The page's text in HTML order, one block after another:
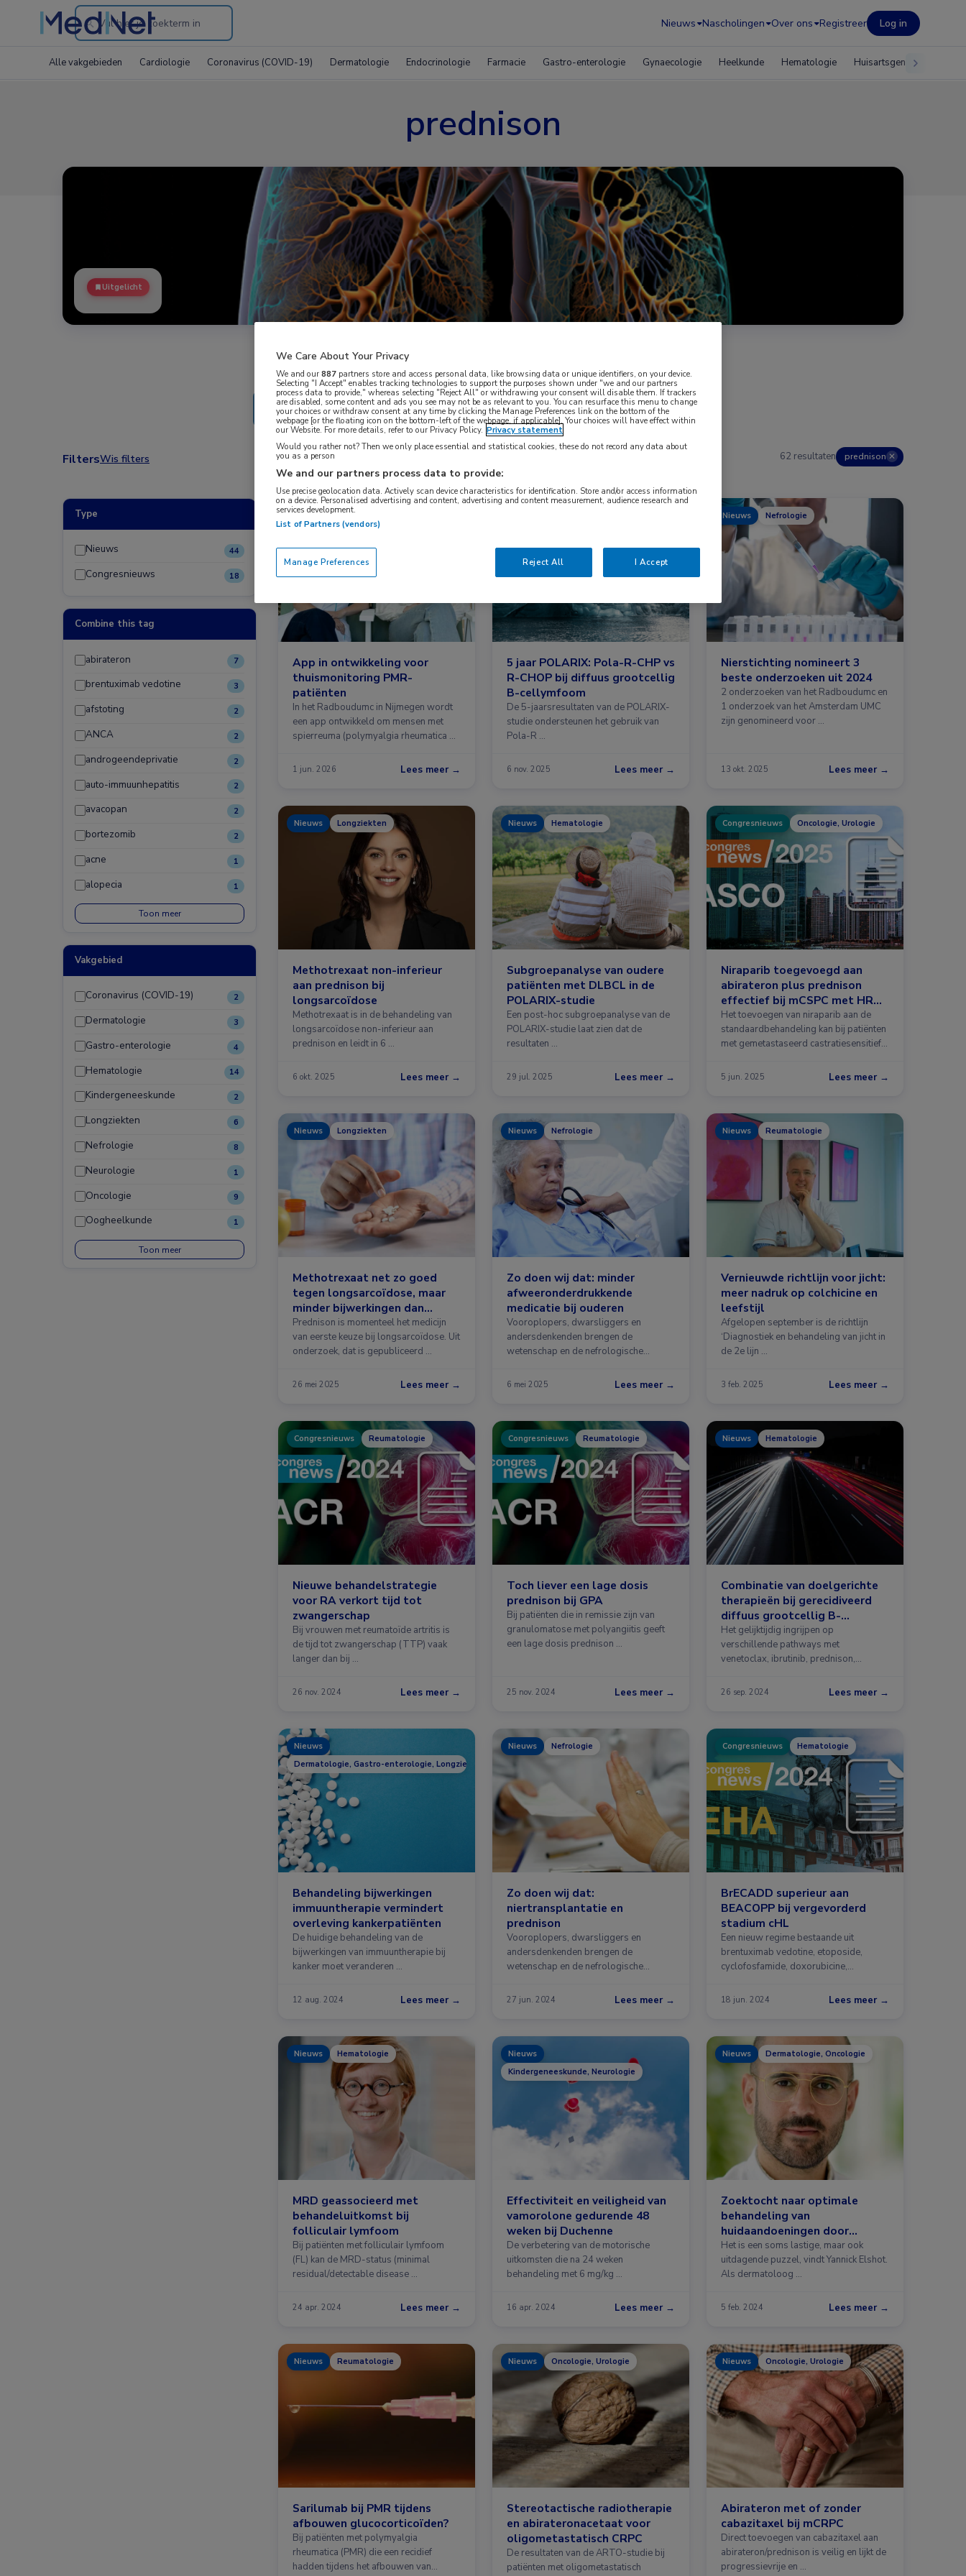
Search
the
Nieuws Nascholingen Over ons Registreer Log in
Alle vakgebieden Cardiologie Coronavirus (COVID-19) Dermatologie Endocrinologie Farmacie Gastro-enterologie Gynaecologie Heelkunde Hematologie Huisartsgeneeskunde
prednison
Uitgelicht
FiltersWis filters 62 resultaten prednison ✕
Type
Nieuws 44
Congresnieuws 18
Combine this tag
abirateron 7
brentuximab vedotine 3
afstoting 2
ANCA 2
androgeendeprivatie 2
auto-immuunhepatitis 2
avacopan 2
bortezomib 2
acne 1
alopecia 1
Toon meer
Vakgebied
Coronavirus (COVID-19) 2
Dermatologie 3
Gastro-enterologie 4
Hematologie 14
Kindergeneeskunde 2
Longziekten 6
Nefrologie 8
Neurologie 1
Oncologie 9
Oogheelkunde 1
Toon meer
Nieuws Reumatologie
App in ontwikkeling voor
thuismonitoring PMR-
patiënten
In het Radboudumc in Nijmegen wordt
een app ontwikkeld om mensen met
spierreuma (polymyalgia rheumatica …
1 jun. 2026 Lees meer →
5 jaar POLARIX: Pola-R-CHP vs
R-CHOP bij diffuus grootcellig
B-cellymfoom
De 5-jaarsresultaten van de POLARIX-
studie ondersteunen het gebruik van
Pola-R …
6 nov. 2025 Lees meer →
Nieuws Nefrologie
Nierstichting nomineert 3
beste onderzoeken uit 2024
2 onderzoeken van het Radboudumc en
1 onderzoek van het Amsterdam UMC
zijn genomineerd voor …
13 okt. 2025 Lees meer →
Nieuws Longziekten
Methotrexaat non-inferieur
aan prednison bij
longsarcoïdose
Methotrexaat is in de behandeling van
longsarcoïdose non-inferieur aan
prednison en leidt in 6 …
6 okt. 2025 Lees meer →
Nieuws Hematologie
Subgroepanalyse van oudere
patiënten met DLBCL in de
POLARIX-studie
Een post-hoc subgroepanalyse van de
POLARIX-studie laat zien dat de
resultaten …
29 jul. 2025 Lees meer →
Congresnieuws Oncologie, Urologie
Niraparib toegevoegd aan
abirateron plus prednison
effectief bij mCSPC met HRR-
afwijkingen
Het toevoegen van niraparib aan de
standaardbehandeling kan bij patiënten
met gemetastaseerd castratiesensitief
5 jun. 2025 Lees meer →
Nieuws Longziekten
Methotrexaat net zo goed
tegen longsarcoïdose, maar
minder bijwerkingen dan
prednison
Prednison is momenteel het medicijn
van eerste keuze bij longsarcoïdose. Uit
onderzoek, dat is gepubliceerd …
26 mei 2025 Lees meer →
Nieuws Nefrologie
Zo doen wij dat: minder
afweeronderdrukkende
medicatie bij ouderen
Vooroplopers, dwarsliggers en
andersdenkenden brengen de
wetenschap en de nefrologische
6 mei 2025 Lees meer →
Nieuws Reumatologie
Vernieuwde richtlijn voor jicht:
meer nadruk op colchicine en
leefstijl
Afgelopen september is de richtlijn
‘Diagnostiek en behandeling van jicht in
de 2e lijn …
3 feb. 2025 Lees meer →
Congresnieuws Reumatologie
Nieuwe behandelstrategie
voor RA verkort tijd tot
zwangerschap
Bij vrouwen met reumatoïde artritis is
de tijd tot zwangerschap (TTP) vaak
langer dan bij …
26 nov. 2024 Lees meer →
Congresnieuws Reumatologie
Toch liever een lage dosis
prednison bij GPA
Bij patiënten die in remissie zijn van
granulomatose met polyangiitis geeft
een lage dosis prednison …
25 nov. 2024 Lees meer →
Nieuws Hematologie
Combinatie van doelgerichte
therapieën bij gerecidiveerd
diffuus grootcellig B-
cellymfoom
Het gelijktijdig ingrijpen op
verschillende pathways met
venetoclax, ibrutinib, prednison,
26 sep. 2024 Lees meer →
Nieuws
Dermatologie, Gastro-enterologie, Longziekten, Nefrologie, Oncologie
Behandeling bijwerkingen
immuuntherapie vermindert
overleving kankerpatiënten
De huidige behandeling van de
bijwerkingen van immuuntherapie bij
kanker moet veranderen …
12 aug. 2024 Lees meer →
Nieuws Nefrologie
Zo doen wij dat:
niertransplantatie en
prednison
Vooroplopers, dwarsliggers en
andersdenkenden brengen de
wetenschap en de nefrologische
27 jun. 2024 Lees meer →
Congresnieuws Hematologie
BrECADD superieur aan
BEACOPP bij vergevorderd
stadium cHL
Een nieuw regime bestaande uit
brentuximab vedotine, etoposide,
cyclofosfamide, doxorubicine,
…
18 jun. 2024 Lees meer →
Nieuws Hematologie
MRD geassocieerd met
behandeluitkomst bij
folliculair lymfoom
Bij patiënten met folliculair lymfoom
(FL) kan de MRD-status (minimal
residual/detectable disease …
24 apr. 2024 Lees meer →
Nieuws
Kindergeneeskunde, Neurologie
Effectiviteit en veiligheid van
vamorolone gedurende 48
weken bij Duchenne
De verbetering van de motorische
uitkomsten die na 24 weken
behandeling met 6 mg/kg …
16 apr. 2024 Lees meer →
Nieuws Dermatologie, Oncologie
Zoektocht naar optimale
behandeling van
huidaandoeningen door
kankertherapie
Het is een soms lastige, maar ook
uitdagende puzzel, vindt Yannick Elshot.
Als dermatoloog …
5 feb. 2024 Lees meer →
Nieuws Reumatologie
Sarilumab bij PMR tijdens
afbouwen glucocorticoïden?
Bij patiënten met polymyalgia
rheumatica (PMR) die een recidief
hadden tijdens het afbouwen van
Nieuws Oncologie, Urologie
Stereotactische radiotherapie
en abirateronacetaat voor
oligometastatisch CRPC
De resultaten van de ARTO-studie bij
patiënten met oligometastatisch
Nieuws Oncologie, Urologie
Abirateron met of zonder
cabazitaxel bij mCRPC
Direct toevoegen van cabazitaxel aan
abirateron/prednison is veilig en lijkt de
progressievrije en …
We Care About Your Privacy
We and our887 partners store and access personal data, like browsing data or unique identifiers, on your device.
Selecting "I Accept" enables tracking technologies to support the purposes shown under "we and our partners
process data to provide," whereas selecting "Reject All" or withdrawing your consent will disable them. If trackers
are disabled, some content and ads you see may not be as relevant to you. You can resurface this menu to change
your choices or withdraw consent at any time by clicking the Manage Preferences link on the bottom of the
webpage [or the floating icon on the bottom-left of the webpage, if applicable]. Your choices will have effect within
our Website. For more details, refer to our Privacy Policy. Privacy statement
Would you rather not? Then we only place essential and statistical cookies, these do not record any data about
you as a person
We and our partners process data to provide:
Use precise geolocation data. Actively scan device characteristics for identification. Store and/or access information
on a device. Personalised advertising and content, advertising and content measurement, audience research and
services development.
List of Partners (vendors)
Reject All I Accept
Manage Preferences